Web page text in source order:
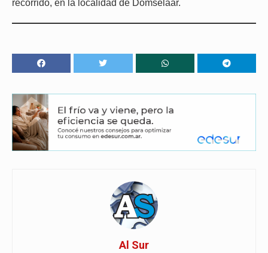
recorrido, en la localidad de Domselaar.
Al Sur